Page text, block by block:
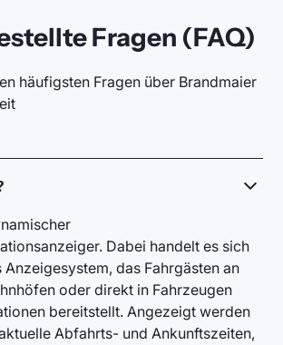
Fragen (FAQ)
häufigsten Fragen über Brandmaier
Dabei handelt es sich
das Fahrgästen an
oder direkt in Fahrzeugen
bereitstellt. Angezeigt werden
Abfahrts- und Ankunftszeiten,